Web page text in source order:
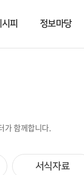
피 정보마당
가 함께합니다.
서식자료